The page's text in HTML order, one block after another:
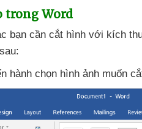
trong Word
bạn cần cắt hình với kích
hành chọn hình ảnh muốn